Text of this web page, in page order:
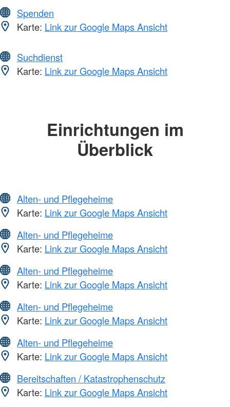
Spenden
Karte: Link zur Google Maps Ansicht
Suchdienst
Karte: Link zur Google Maps Ansicht
Einrichtungen im
Überblick
Alten- und Pflegeheime
Karte: Link zur Google Maps Ansicht
Alten- und Pflegeheime
Karte: Link zur Google Maps Ansicht
Alten- und Pflegeheime
Karte: Link zur Google Maps Ansicht
Alten- und Pflegeheime
Karte: Link zur Google Maps Ansicht
Alten- und Pflegeheime
Karte: Link zur Google Maps Ansicht
Bereitschaften / Katastrophenschutz
Karte: Link zur Google Maps Ansicht